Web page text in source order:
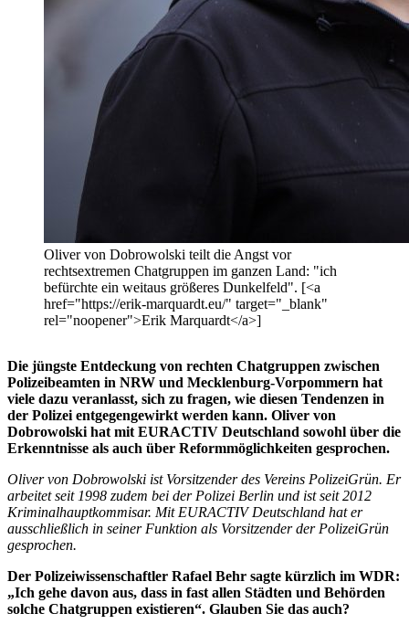
Oliver von Dobrowolski teilt die Angst vor
rechtsextremen Chatgruppen im ganzen Land: "ich
befürchte ein weitaus größeres Dunkelfeld". [<a
href="https://erik-marquardt.eu/" target="_blank"
rel="noopener">Erik Marquardt</a>]
Die jüngste Entdeckung von rechten Chatgruppen zwischen
Polizeibeamten in NRW und Mecklenburg-Vorpommern hat
viele dazu veranlasst, sich zu fragen, wie diesen Tendenzen in
der Polizei entgegengewirkt werden kann. Oliver von
Dobrowolski hat mit EURACTIV Deutschland sowohl über die
Erkenntnisse als auch über Reformmöglichkeiten gesprochen.
Oliver von Dobrowolski ist Vorsitzender des Vereins PolizeiGrün. Er
arbeitet seit 1998 zudem bei der Polizei Berlin und ist seit 2012
Kriminalhauptkommisar. Mit EURACTIV Deutschland hat er
ausschließlich in seiner Funktion als Vorsitzender der PolizeiGrün
gesprochen.
Der Polizeiwissenschaftler Rafael Behr sagte kürzlich im WDR:
„Ich gehe davon aus, dass in fast allen Städten und Behörden
solche Chatgruppen existieren“. Glauben Sie das auch?